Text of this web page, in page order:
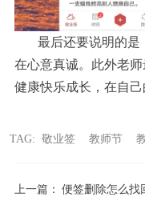
最后还要说明的是
在心意真诚。此外老
健康快乐成长，在自己
TAG: 敬业签 教师节
上一篇： 便签删除怎么找回